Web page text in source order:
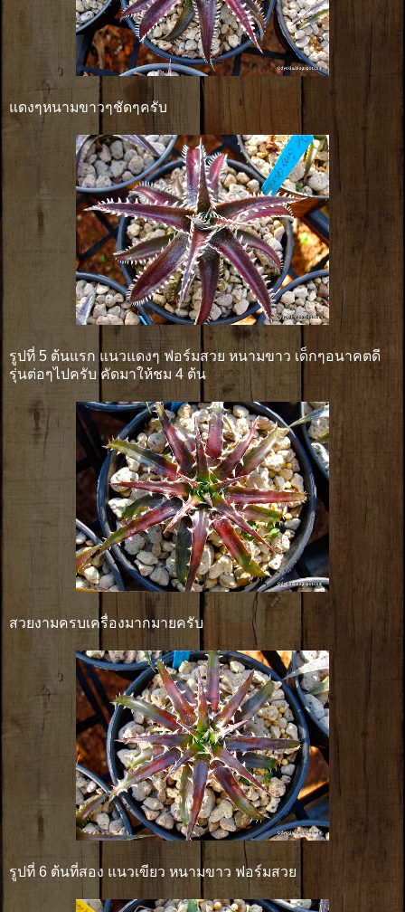
แดงๆหนามขาวๆชัดๆครับ
รูปที่ 5 ต้นแรก แนวแดงๆ ฟอร์มสวย หนามขาว เด็กๆอนาคตดี
รุ่นต่อๆไปครับ คัดมาให้ชม 4 ต้น
สวยงามครบเครื่องมากมายครับ
รูปที่ 6 ต้นที่สอง แนวเขียว หนามขาว ฟอร์มสวย